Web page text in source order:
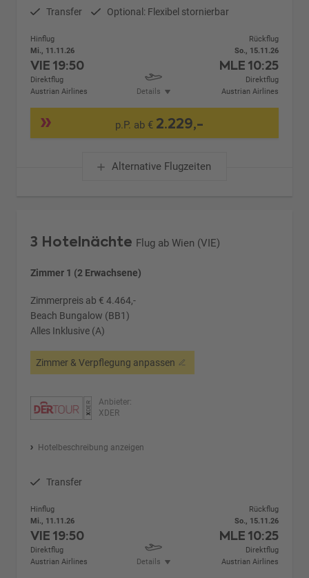
Transfer Optional: Flexibel stornierbar
Hinflug
Mi., 11.11.26
VIE19:50
Direktflug
Austrian Airlines
Details
Rückflug
So., 15.11.26
MLE 10:25
Direktflug
Austrian Airlines
p.P. ab € 2.229,-
Alternative Flugzeiten
3 Hotelnächte Flug ab Wien (VIE)
Zimmer 1 (2 Erwachsene)
Zimmerpreis ab € 4.464,-
Beach Bungalow (BB1)
Alles Inklusive (A)
Zimmer & Verpflegung anpassen
Anbieter:
XDER
Hotelbeschreibung anzeigen
Transfer
Hinflug
Mi., 11.11.26
VIE19:50
Direktflug
Austrian Airlines
Details
Rückflug
So., 15.11.26
MLE 10:25
Direktflug
Austrian Airlines